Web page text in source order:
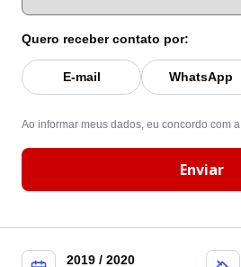
2019 / 2020
Quero receber contato por:
E-mail WhatsApp
Ao informar meus dados, eu concordo com a
Enviar